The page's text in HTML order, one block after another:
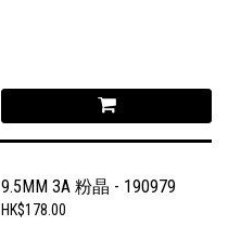
9.5MM 3A 粉晶 - 190979
HK$178.00